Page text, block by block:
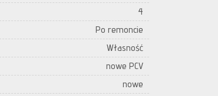
4
Po remoncie
Własność
nowe PCV
nowe